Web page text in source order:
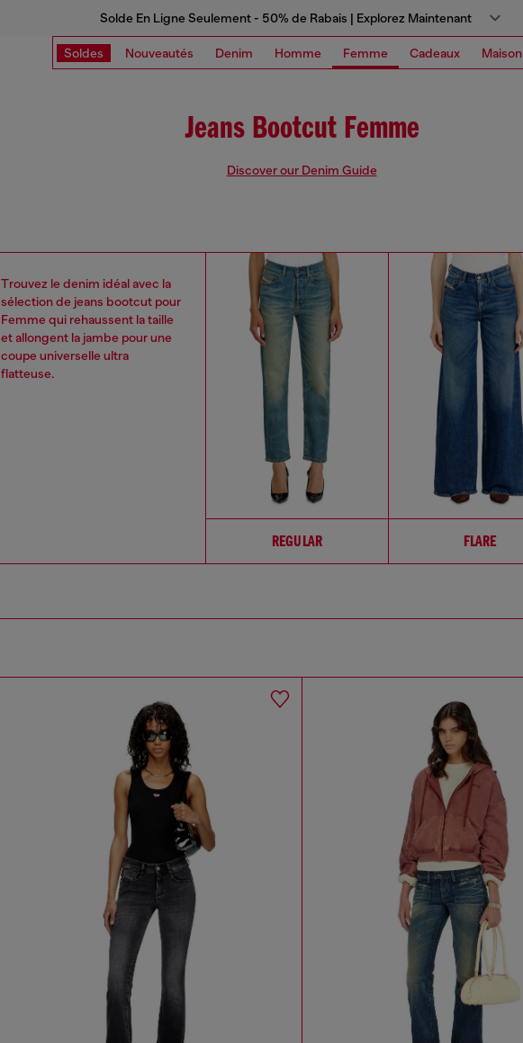
Solde En Ligne Seulement - 50% de Rabais | Explorez Maintenant
Soldes Nouveautés Denim Homme Femme Cadeaux Maison
Jeans Bootcut Femme
Discover our Denim Guide
Trouvez le denim idéal avec la
sélection de jeans bootcut pour
Femme qui rehaussent la taille
et allongent la jambe pour une
coupe universelle ultra
flatteuse.
REGULAR FLARE